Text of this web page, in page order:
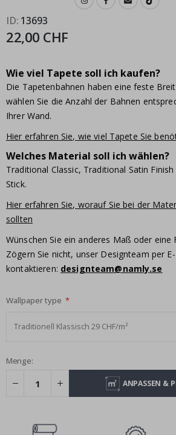
ID 13693
22,00 CHF
Wie viel Tapete soll ich kaufen?
Die Tapetenbahnen haben eine feste
wählen Sie die Anzahl der Bahnen
Ihrer Wand.
Hier erfahren Sie, wie viel Tapete Sie
Welches Material soll ich wählen?
Traditional Classic, Traditional Satin
Stick.
Hier erfahren Sie, worauf Sie bei der
sollten
Wünschen Sie ein anderes Maß oder eine
Zögern Sie nicht, unser Designteam per
kontaktieren: designteam@namly.se
Wallpaper type
Menge:
ANPASSEN &